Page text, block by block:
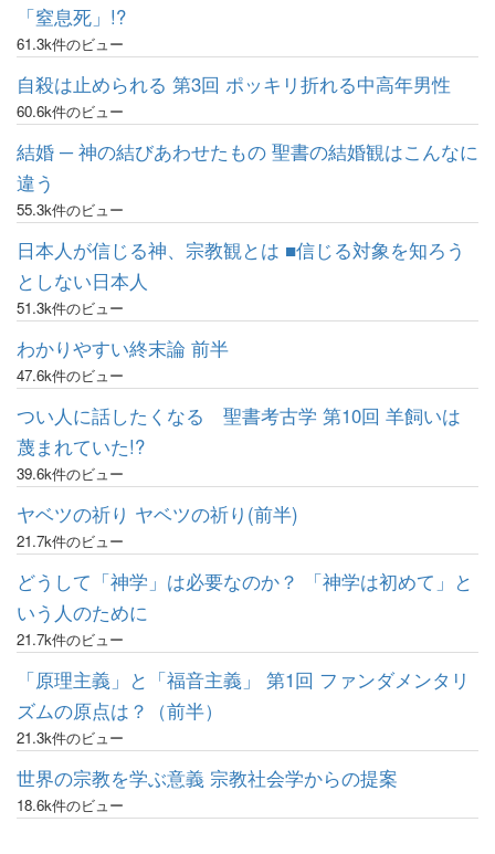
「窒息死」!?
61.3k件のビュー
自殺は止められる 第3回 ポッキリ折れる中高年男性
60.6k件のビュー
結婚 ─ 神の結びあわせたもの 聖書の結婚観はこんなに
違う
55.3k件のビュー
日本人が信じる神、宗教観とは ■信じる対象を知ろう
としない日本人
51.3k件のビュー
わかりやすい終末論 前半
47.6k件のビュー
つい人に話したくなる 聖書考古学 第10回 羊飼いは
蔑まれていた!?
39.6k件のビュー
ヤベツの祈り ヤベツの祈り(前半)
21.7k件のビュー
どうして「神学」は必要なのか？ 「神学は初めて」と
いう人のために
21.7k件のビュー
「原理主義」と「福音主義」 第1回 ファンダメンタリ
ズムの原点は？（前半）
21.3k件のビュー
世界の宗教を学ぶ意義 宗教社会学からの提案
18.6k件のビュー